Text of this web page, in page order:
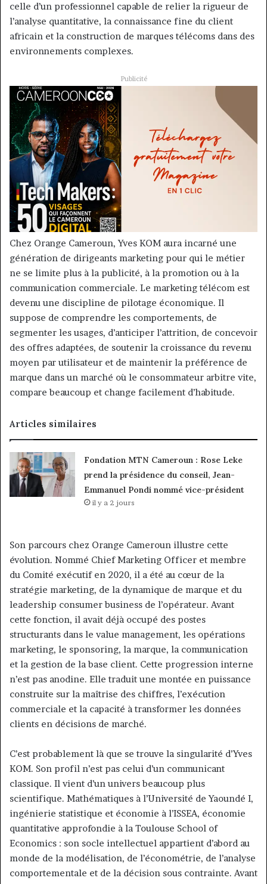
celle d’un professionnel capable de relier la rigueur de
l’analyse quantitative, la connaissance fine du client
africain et la construction de marques télécoms dans des
environnements complexes.
Publicité
Chez Orange Cameroun, Yves KOM aura incarné une
génération de dirigeants marketing pour qui le métier
ne se limite plus à la publicité, à la promotion ou à la
communication commerciale. Le marketing télécom est
devenu une discipline de pilotage économique. Il
suppose de comprendre les comportements, de
segmenter les usages, d’anticiper l’attrition, de concevoir
des offres adaptées, de soutenir la croissance du revenu
moyen par utilisateur et de maintenir la préférence de
marque dans un marché où le consommateur arbitre vite,
compare beaucoup et change facilement d’habitude.
Articles similaires
Fondation MTN Cameroun : Rose Leke
prend la présidence du conseil, Jean-
Emmanuel Pondi nommé vice-président
il y a 2 jours
Son parcours chez Orange Cameroun illustre cette
évolution. Nommé Chief Marketing Officer et membre
du Comité exécutif en 2020, il a été au cœur de la
stratégie marketing, de la dynamique de marque et du
leadership consumer business de l’opérateur. Avant
cette fonction, il avait déjà occupé des postes
structurants dans le value management, les opérations
marketing, le sponsoring, la marque, la communication
et la gestion de la base client. Cette progression interne
n’est pas anodine. Elle traduit une montée en puissance
construite sur la maîtrise des chiffres, l’exécution
commerciale et la capacité à transformer les données
clients en décisions de marché.
C’est probablement là que se trouve la singularité d’Yves
KOM. Son profil n’est pas celui d’un communicant
classique. Il vient d’un univers beaucoup plus
scientifique. Mathématiques à l’Université de Yaoundé I,
ingénierie statistique et économie à l’ISSEA, économie
quantitative approfondie à la Toulouse School of
Economics : son socle intellectuel appartient d’abord au
monde de la modélisation, de l’économétrie, de l’analyse
comportementale et de la décision sous contrainte. Avant